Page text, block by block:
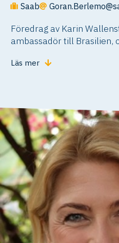
Saab
Föredrag av Karin
ambassadör till Brasilien,
Läs mer